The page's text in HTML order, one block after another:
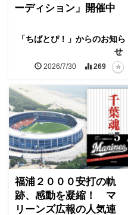
ーディション」開催中
「ちばとぴ！」からのお知ら
せ
2026/7/30 269
福浦２０００安打の軌
跡、感動を凝縮！ マ
リーンズ広報の人気連